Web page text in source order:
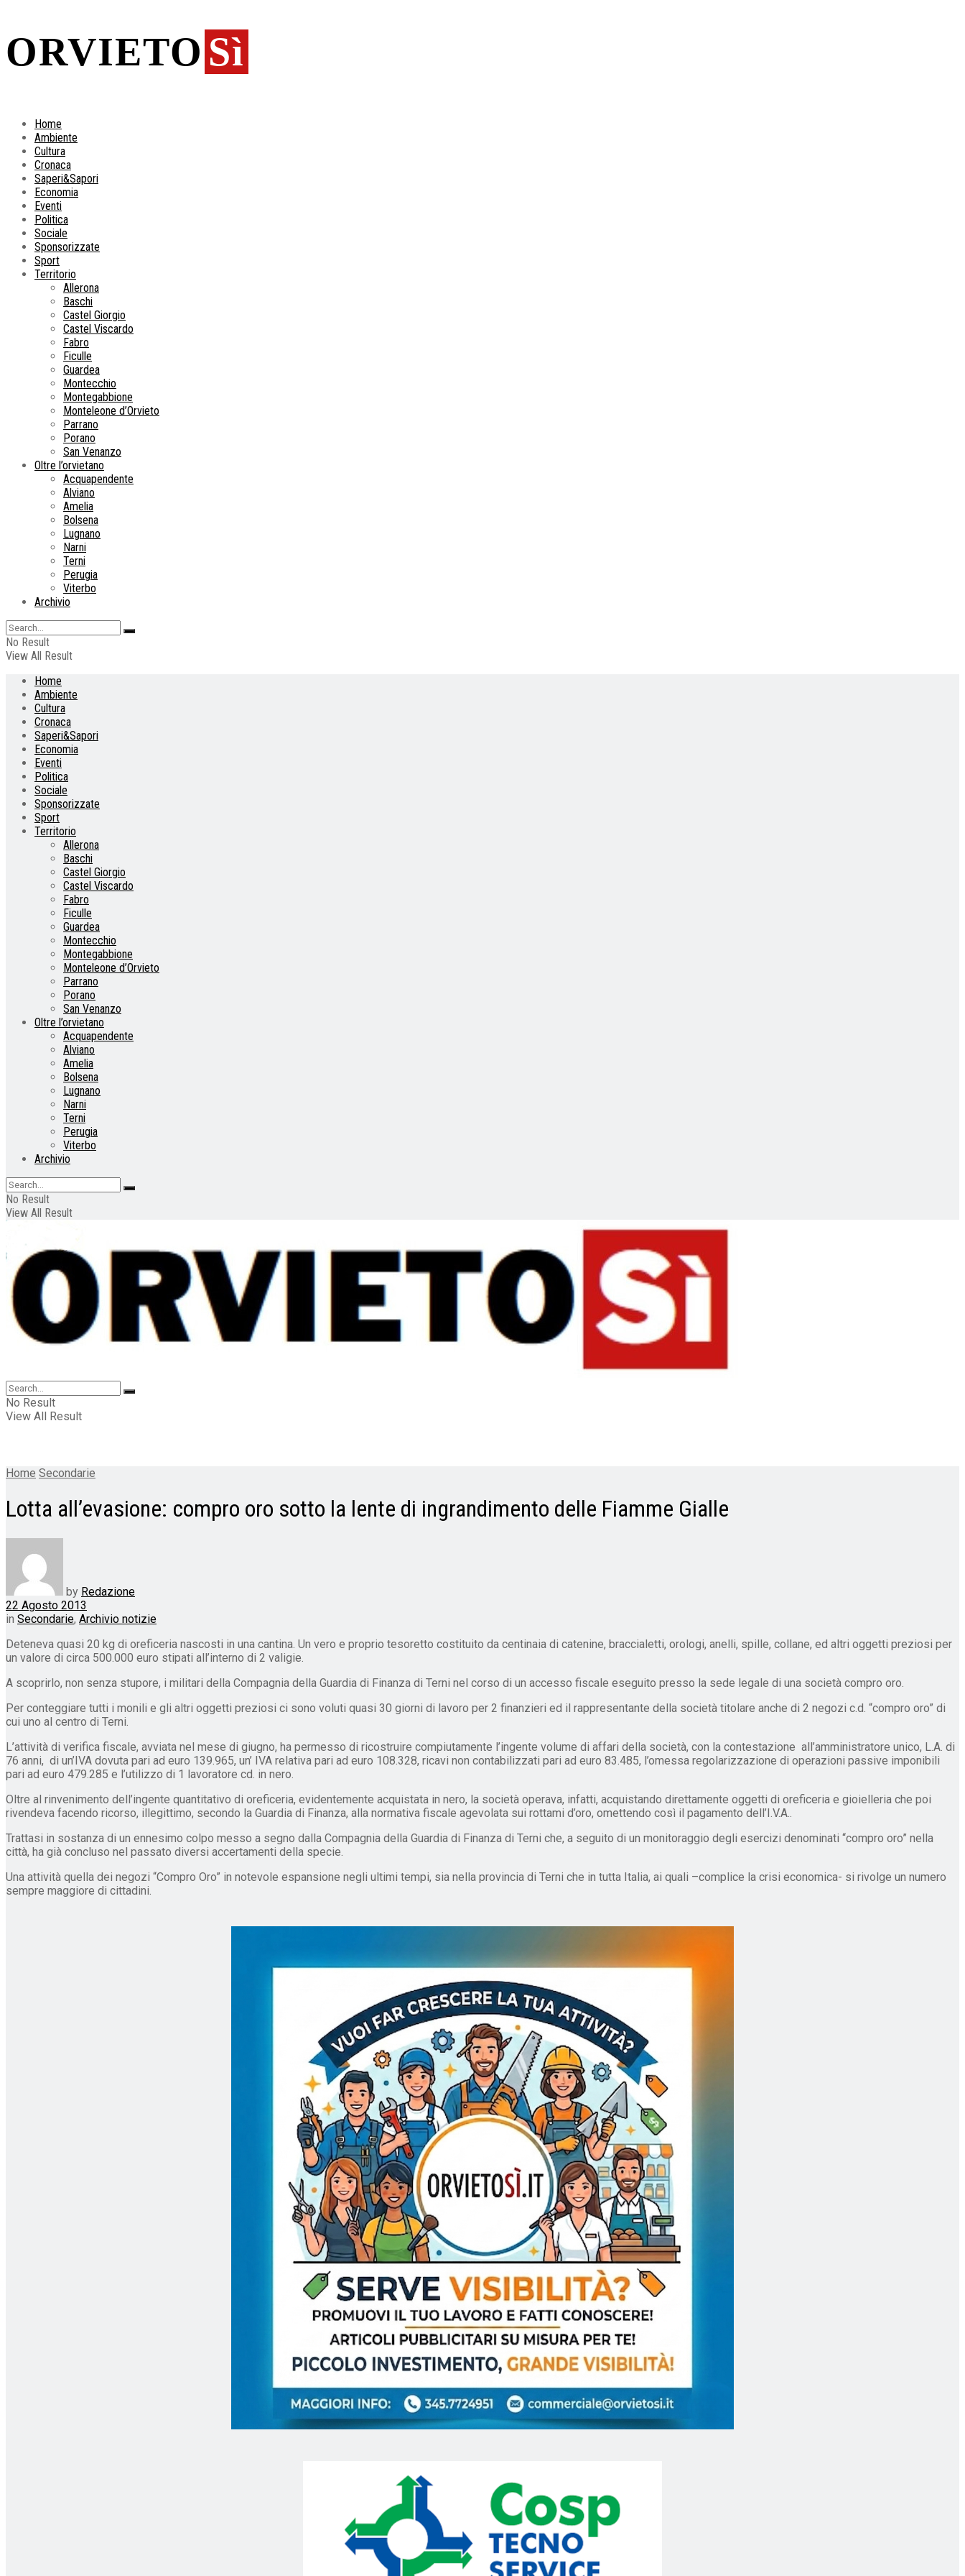
ORVIETO Sì
Home
Ambiente
Cultura
Cronaca
Saperi&Sapori
Economia
Eventi
Politica
Sociale
Sponsorizzate
Sport
Territorio
Allerona
Baschi
Castel Giorgio
Castel Viscardo
Fabro
Ficulle
Guardea
Montecchio
Montegabbione
Monteleone d’Orvieto
Parrano
Porano
San Venanzo
Oltre l’orvietano
Acquapendente
Alviano
Amelia
Bolsena
Lugnano
Narni
Terni
Perugia
Viterbo
Archivio
No Result
View All Result
Home
Ambiente
Cultura
Cronaca
Saperi&Sapori
Economia
Eventi
Politica
Sociale
Sponsorizzate
Sport
Territorio
Allerona
Baschi
Castel Giorgio
Castel Viscardo
Fabro
Ficulle
Guardea
Montecchio
Montegabbione
Monteleone d’Orvieto
Parrano
Porano
San Venanzo
Oltre l’orvietano
Acquapendente
Alviano
Amelia
Bolsena
Lugnano
Narni
Terni
Perugia
Viterbo
Archivio
No Result
View All Result
No Result
View All Result
Home Secondarie
Lotta all’evasione: compro oro sotto la lente di ingrandimento delle Fiamme Gialle
by Redazione
22 Agosto 2013
in Secondarie, Archivio notizie
Deteneva quasi 20 kg di oreficeria nascosti in una cantina. Un vero e proprio tesoretto costituito da centinaia di catenine, braccialetti, orologi, anelli, spille, collane, ed altri oggetti preziosi per
un valore di circa 500.000 euro stipati all’interno di 2 valigie.
A scoprirlo, non senza stupore, i militari della Compagnia della Guardia di Finanza di Terni nel corso di un accesso fiscale eseguito presso la sede legale di una società compro oro.
Per conteggiare tutti i monili e gli altri oggetti preziosi ci sono voluti quasi 30 giorni di lavoro per 2 finanzieri ed il rappresentante della società titolare anche di 2 negozi c.d. “compro oro” di
cui uno al centro di Terni.
L’attività di verifica fiscale, avviata nel mese di giugno, ha permesso di ricostruire compiutamente l’ingente volume di affari della società, con la contestazione all’amministratore unico, L.A. di
76 anni, di un’IVA dovuta pari ad euro 139.965, un’ IVA relativa pari ad euro 108.328, ricavi non contabilizzati pari ad euro 83.485, l’omessa regolarizzazione di operazioni passive imponibili
pari ad euro 479.285 e l’utilizzo di 1 lavoratore cd. in nero.
Oltre al rinvenimento dell’ingente quantitativo di oreficeria, evidentemente acquistata in nero, la società operava, infatti, acquistando direttamente oggetti di oreficeria e gioielleria che poi
rivendeva facendo ricorso, illegittimo, secondo la Guardia di Finanza, alla normativa fiscale agevolata sui rottami d’oro, omettendo così il pagamento dell’I.V.A..
Trattasi in sostanza di un ennesimo colpo messo a segno dalla Compagnia della Guardia di Finanza di Terni che, a seguito di un monitoraggio degli esercizi denominati “compro oro” nella
città, ha già concluso nel passato diversi accertamenti della specie.
Una attività quella dei negozi “Compro Oro” in notevole espansione negli ultimi tempi, sia nella provincia di Terni che in tutta Italia, ai quali –complice la crisi economica- si rivolge un numero
sempre maggiore di cittadini.